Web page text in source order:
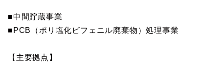
■中間貯蔵事業
■PCB（ポリ塩化ビフェニル廃棄物）処理事業
【主要拠点】